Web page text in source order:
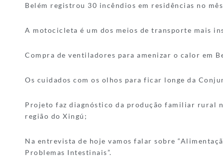
Belém registrou 30 incêndios em residências no
A motocicleta é um dos meios de transporte mais
Compra de ventiladores para amenizar o calor em
Os cuidados com os olhos para ficar longe da
Projeto faz diagnóstico da produção familiar rural
região do Xingú;
Na entrevista de hoje vamos falar sobre
Problemas Intestinais”.